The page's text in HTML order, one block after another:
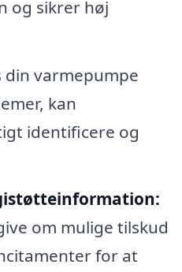
og sikrer høj
din varmepumpe
kan
identificere og
om mulige tilskud
for at